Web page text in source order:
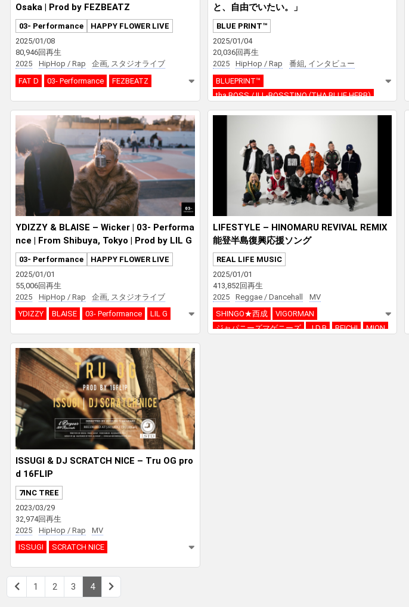
Osaka | Prod by FEZBEATZ
03- Performance
HAPPY FLOWER LIVE
2025/01/08
80,946回再生
2025
HipHop / Rap
企画, スタジオライブ
FAT D
03- Performance FEZBEATZ
と、自由でいたい。」
BLUE PRINT™
2025/01/04
20,036回再生
2025
HipHop / Rap
番組, インタビュー
BLUEPRINT™
tha BOSS / ILL-BOSSTINO (THA BLUE HERB)
YDIZZY & BLAISE – Wicker | 03- Performa
nce | From Shibuya, Tokyo | Prod by LIL G
03- Performance
HAPPY FLOWER LIVE
2025/01/01
55,006回再生
2025
HipHop / Rap
企画, スタジオライブ
YDIZZY
BLAISE 03- Performance LIL G
LIFESTYLE – HINOMARU REVIVAL REMIX
能登半島復興応援ソング
REAL LIFE MUSIC
2025/01/01
413,852回再生
2025
Reggae / Dancehall
MV
SHINGO★西成
VIGORMAN
ジャパニーズマゲニーズ
J.D.B REICHI
MION
ISSUGI & DJ SCRATCH NICE – Tru OG pro
d 16FLIP
7INC TREE
2023/03/29
32,974回再生
2025
HipHop / Rap
MV
ISSUGI
SCRATCH NICE
1 2 3 4